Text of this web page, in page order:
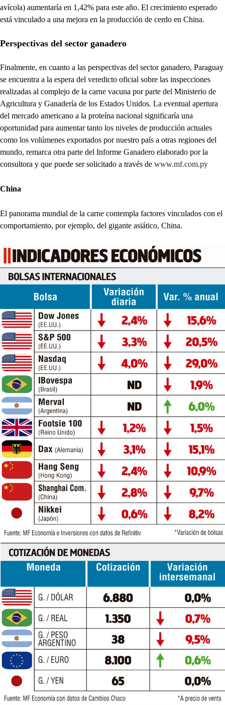
avícola) aumentaría en 1,42% para este año. El crecimiento esperado
está vinculado a una mejora en la producción de cerdo en China.
Perspectivas del sector ganadero
Finalmente, en cuanto a las perspectivas del sector ganadero, Paraguay
se encuentra a la espera del veredicto oficial sobre las inspecciones
realizadas al complejo de la carne vacuna por parte del Ministerio de
Agricultura y Ganadería de los Estados Unidos. La eventual apertura
del mercado americano a la proteína nacional significaría una
oportunidad para aumentar tanto los niveles de producción actuales
como los volúmenes exportados por nuestro país a otras regiones del
mundo, remarca otra parte del Informe Ganadero elaborado por la
consultora y que puede ser solicitado a través de www.mf.com.py
China
El panorama mundial de la carne contempla factores vinculados con el
comportamiento, por ejemplo, del gigante asiático, China.